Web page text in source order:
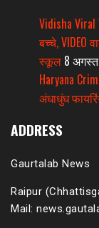
Vidisha
बच्चे, VIDEO
स्कूल 8
Haryana
अंधाधुंध
ADDRESS
Gaurtalab News
Raipur
Mail: